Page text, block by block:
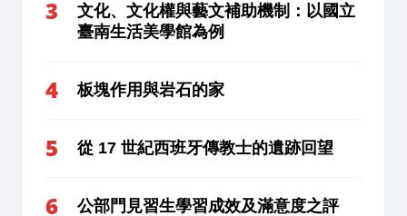
文化、文化權與藝文補助機制：以國立
臺南生活美學館為例
板塊作用與岩石的家
從 17 世紀西班牙傳教士的遺跡回望
公部門見習生學習成效及滿意度之評